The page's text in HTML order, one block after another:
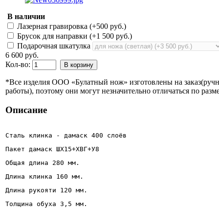
В наличии
Лазерная гравировка (+500 руб.)
Брусок для направки (+1 500 руб.)
Подарочная шкатулка
6 600 руб.
Кол-во:
В корзину
*Все изделия ООО «Булатный нож» изготовлены на
работы), поэтому они могут незначительно отличаться по
Описание
Сталь клинка - дамаск 400 слоёв
Пакет дамаск ШХ15+ХВГ+У8
Общая длина 280 мм.
Длина клинка 160 мм.
Длина рукояти 120 мм.
Толщина обуха 3,5 мм.